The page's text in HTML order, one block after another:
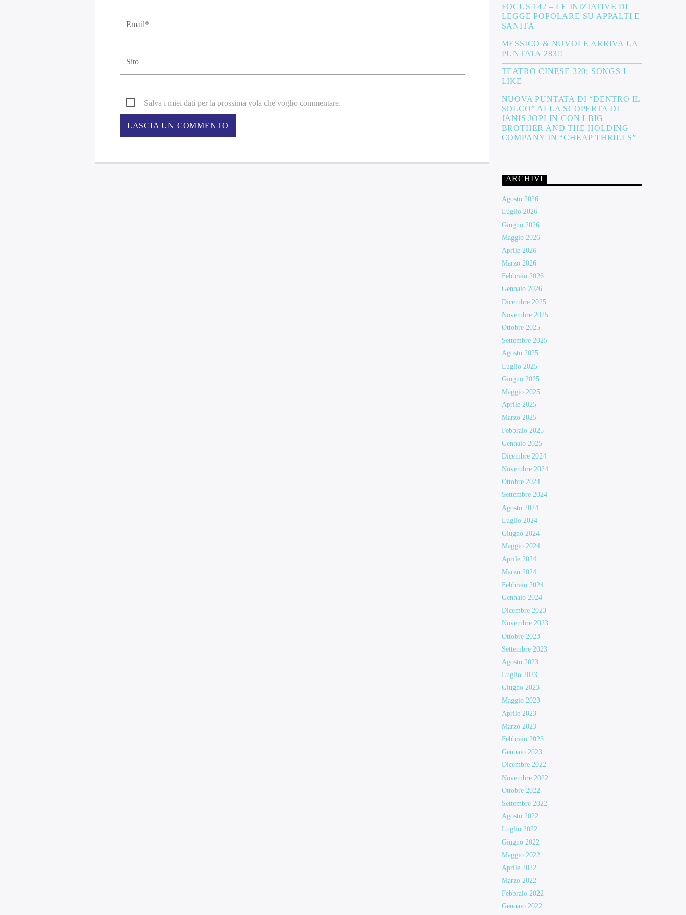
Salva i miei dati per la prossima vola che voglio commentare.
FOCUS 142 – LE INIZIATIVE DI
LEGGE POPOLARE SU APPALTI E
SANITÀ
MESSICO & NUVOLE ARRIVA LA
PUNTATA 283!!
TEATRO CINESE 320: SONGS I
LIKE
NUOVA PUNTATA DI “DENTRO IL
SOLCO” ALLA SCOPERTA DI
JANIS JOPLIN CON I BIG
BROTHER AND THE HOLDING
COMPANY IN “CHEAP THRILLS”
ARCHIVI
Agosto 2026
Luglio 2026
Giugno 2026
Maggio 2026
Aprile 2026
Marzo 2026
Febbraio 2026
Gennaio 2026
Dicembre 2025
Novembre 2025
Ottobre 2025
Settembre 2025
Agosto 2025
Luglio 2025
Giugno 2025
Maggio 2025
Aprile 2025
Marzo 2025
Febbraio 2025
Gennaio 2025
Dicembre 2024
Novembre 2024
Ottobre 2024
Settembre 2024
Agosto 2024
Luglio 2024
Giugno 2024
Maggio 2024
Aprile 2024
Marzo 2024
Febbraio 2024
Gennaio 2024
Dicembre 2023
Novembre 2023
Ottobre 2023
Settembre 2023
Agosto 2023
Luglio 2023
Giugno 2023
Maggio 2023
Aprile 2023
Marzo 2023
Febbraio 2023
Gennaio 2023
Dicembre 2022
Novembre 2022
Ottobre 2022
Settembre 2022
Agosto 2022
Luglio 2022
Giugno 2022
Maggio 2022
Aprile 2022
Marzo 2022
Febbraio 2022
Gennaio 2022